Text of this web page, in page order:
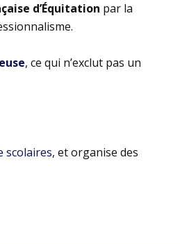
d’Équitation par la
, ce qui n’exclut pas un
scolaires, et organise des